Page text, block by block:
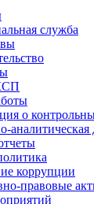
служба
о
аналитическая
коррупции
правовые